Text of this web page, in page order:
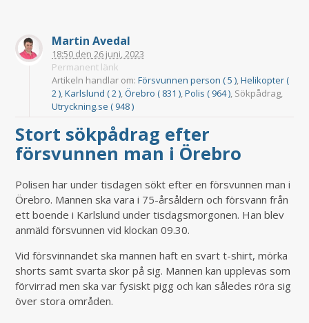
Martin Avedal
18:50 den 26 juni, 2023
Permanent länk
Artikeln handlar om:Försvunnen person ( 5 ),Helikopter (
2 ),Karlslund ( 2 ),Örebro ( 831 ),Polis ( 964 ), Sökpådrag,
Utryckning.se ( 948 )
Stort sökpådrag efter
försvunnen man i Örebro
Polisen har under tisdagen sökt efter en försvunnen man i
Örebro. Mannen ska vara i 75-årsåldern och försvann från
ett boende i Karlslund under tisdagsmorgonen. Han blev
anmäld försvunnen vid klockan 09.30.
Vid försvinnandet ska mannen haft en svart t-shirt, mörka
shorts samt svarta skor på sig. Mannen kan upplevas som
förvirrad men ska var fysiskt pigg och kan således röra sig
över stora områden.